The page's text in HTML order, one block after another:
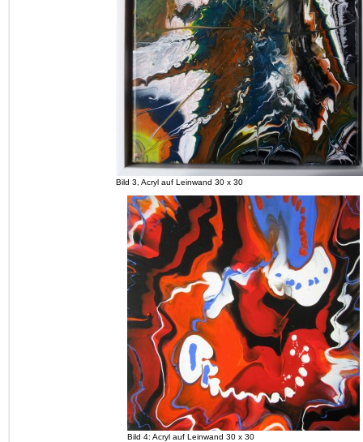
Bild 3, Acryl auf Leinwand 30 x 30
Bild 4: Acryl auf Leinwand 30 x 30